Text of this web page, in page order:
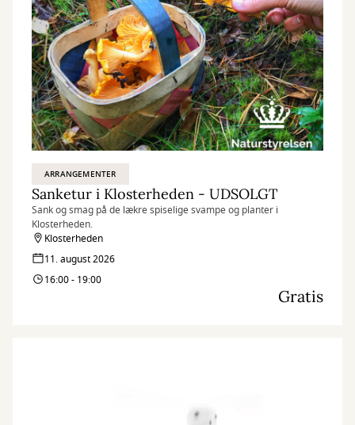
ARRANGEMENTER
Sanketur i Klosterheden - UDSOLGT
Sank og smag på de lækre spiselige svampe og planter i
Klosterheden.
Klosterheden
11. august 2026
16:00 - 19:00
Gratis